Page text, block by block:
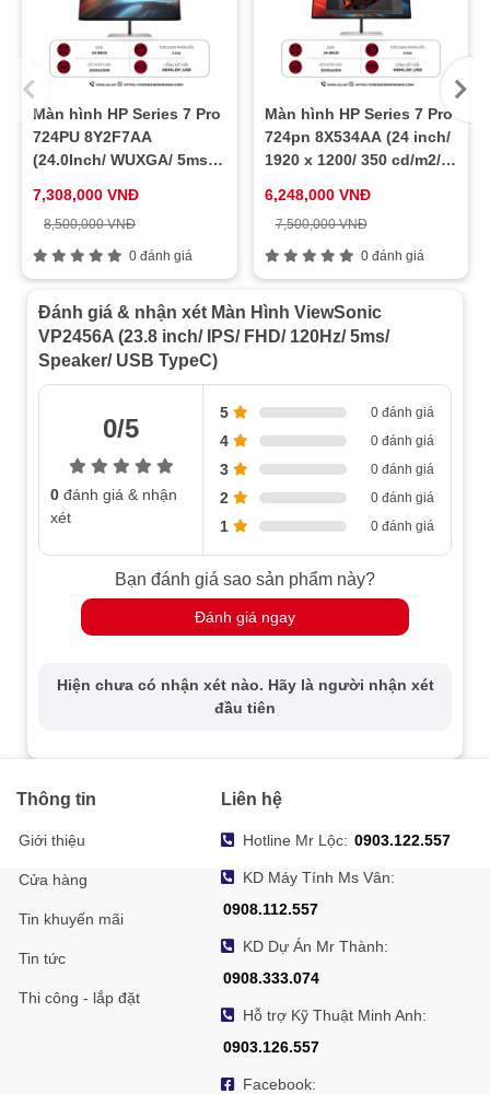
Type-C Gen2, Cáp USB Type-C to Type-A 3.2 Gen1
Màn hình HP Series 7 Pro
724PU 8Y2F7AA
(24.0Inch/ WUXGA/ 5ms/
7,308,000 VNĐ
8,500,000 VNĐ
0 đánh giá
Màn hình HP Series 7 Pro
724pn 8X534AA (24 inch/
1920 x 1200/ 350 cd/m2/
6,248,000 VNĐ
7,500,000 VNĐ
0 đánh giá
Đánh giá & nhận xét Màn Hình ViewSonic
VP2456A (23.8 inch/ IPS/ FHD/ 120Hz/ 5ms/
Speaker/ USB TypeC)
0/5
0 đánh giá & nhận
xét
5 0 đánh giá
4 0 đánh giá
3 0 đánh giá
2 0 đánh giá
1 0 đánh giá
Bạn đánh giá sao sản phẩm này?
Đánh giá ngay
Hiện chưa có nhận xét nào. Hãy là người nhận xét
đầu tiên
Thông tin
Giới thiệu
Cửa hàng
Tin khuyến mãi
Tin tức
Thi công - lắp đặt
Liên hệ
Hotline Mr Lộc: 0903.122.557
KD Máy Tính Ms Vân:
0908.112.557
KD Dự Án Mr Thành:
0908.333.074
Hỗ trợ Kỹ Thuật Minh Anh:
0903.126.557
Facebook: